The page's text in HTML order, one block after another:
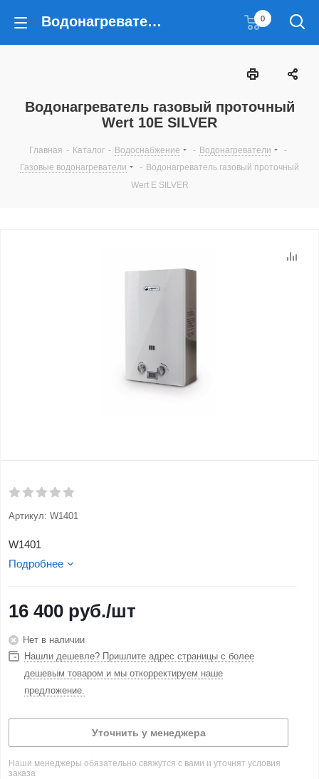
Водонагреватель газовый проточный Wert 10E SILVER 0
Водонагреватель газовый проточный
Wert 10E SILVER
Главная - Каталог - Водоснабжение - Водонагреватели
-
Газовые водонагреватели
- Водонагреватель газовый проточный
Wert E SILVER
Артикул: W1401
W1401
Подробнее
16 400 руб./шт
Нет в наличии
Нашли дешевле? Пришлите адрес страницы с более
дешевым товаром и мы откорректируем наше
предложение.
Уточнить у менеджера
Наши менеджеры обязательно свяжутся с вами и уточнят условия
заказа